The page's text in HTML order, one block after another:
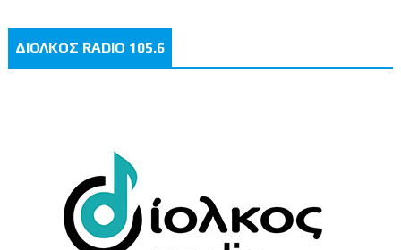
ΔΙΟΛΚΟΣ RADIO 105.6